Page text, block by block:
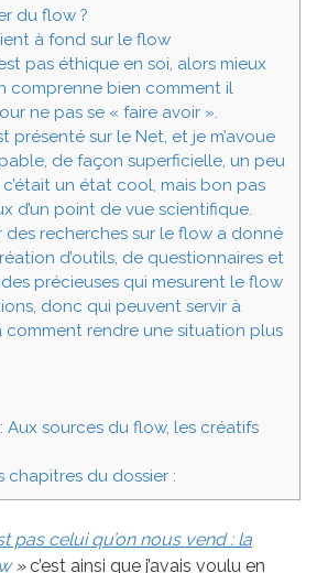
du flow ?
à fond sur le flow
pas éthique en soi, alors mieux
comprenne bien comment il
ne pas se « faire avoir ».
présenté sur le Net, et je m’avoue
de façon superficielle, un peu
un état cool, mais bon pas
d’un point de vue scientifique.
des recherches sur le flow a donné
d’outils, de questionnaires et
précieuses qui mesurent le flow
donc qui peuvent servir à
comment rendre une situation plus
Aux sources du flow, les créatifs
chapitres du dossier :
pas celui qu’on nous vend : la
»c’est ainsi que j’avais voulu en